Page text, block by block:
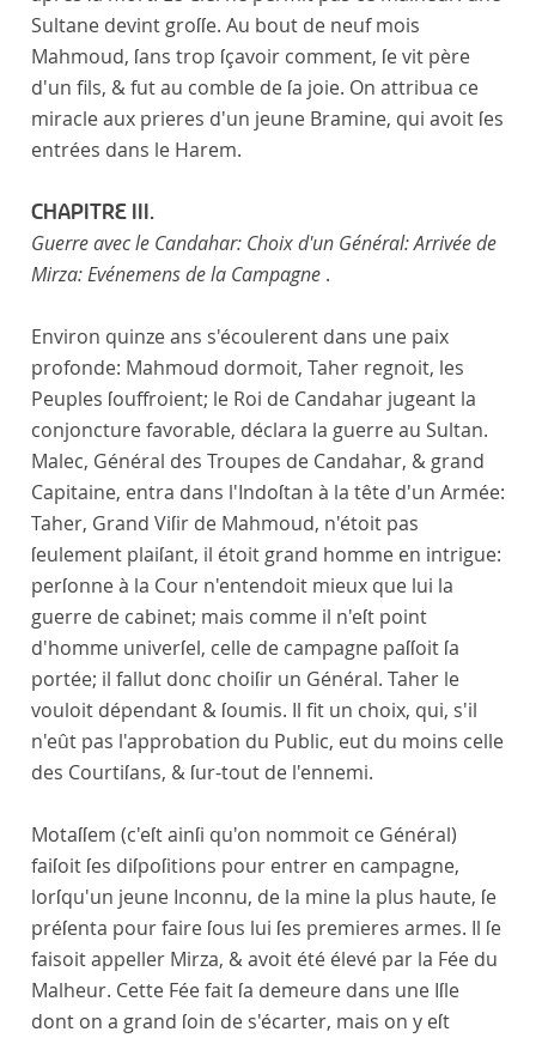
Sultane devint groſſe. Au bout de neuf mois
Mahmoud, ſans trop ſçavoir comment, ſe vit père
d'un fils, & fut au comble de ſa joie. On attribua ce
miracle aux prieres d'un jeune Bramine, qui avoit ſes
entrées dans le Harem.
CHAPITRE III.
Guerre avec le Candahar: Choix d'un Général: Arrivée de
Mirza: Evénemens de la Campagne .
Environ quinze ans s'écoulerent dans une paix
profonde: Mahmoud dormoit, Taher regnoit, les
Peuples ſouffroient; le Roi de Candahar jugeant la
conjoncture favorable, déclara la guerre au Sultan.
Malec, Général des Troupes de Candahar, & grand
Capitaine, entra dans l'Indoſtan à la tête d'un Armée:
Taher, Grand Viſir de Mahmoud, n'étoit pas
ſeulement plaiſant, il étoit grand homme en intrigue:
perſonne à la Cour n'entendoit mieux que lui la
guerre de cabinet; mais comme il n'eſt point
d'homme univerſel, celle de campagne paſſoit ſa
portée; il fallut donc choiſir un Général. Taher le
vouloit dépendant & ſoumis. Il fit un choix, qui, s'il
n'eût pas l'approbation du Public, eut du moins celle
des Courtiſans, & ſur-tout de l'ennemi.
Motaſſem (c'eſt ainſi qu'on nommoit ce Général)
faiſoit ſes diſpoſitions pour entrer en campagne,
lorſqu'un jeune Inconnu, de la mine la plus haute, ſe
préſenta pour faire ſous lui ſes premieres armes. Il ſe
faisoit appeller Mirza, & avoit été élevé par la Fée du
Malheur. Cette Fée fait ſa demeure dans une Iſle
dont on a grand ſoin de s'écarter, mais on y eſt